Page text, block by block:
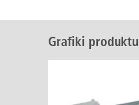
Grafiki produktu